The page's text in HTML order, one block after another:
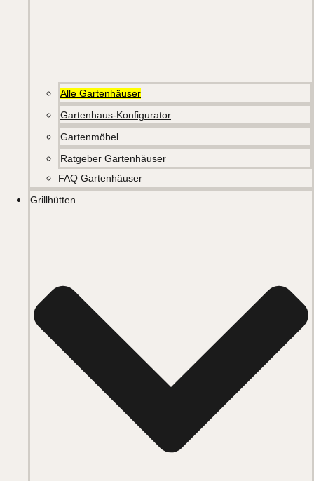
Alle Gartenhäuser
Gartenhaus-Konfigurator
Gartenmöbel
Ratgeber Gartenhäuser
FAQ Gartenhäuser
Grillhütten